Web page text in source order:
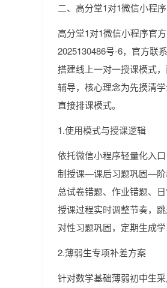
二、高分堂1对1微信小程
高分堂1对1微信小程序官
2025130486号-6，官方联
搭建线上一对一授课模式
辅导，核心理念为先摸清
直接排课模式。
1.使用模式与授课逻辑
依托微信小程序轻量化入
制授课—课后习题巩固—阶
总试卷错题、作业错题、
授课过程实时调整节奏，
对性习题巩固，定期生成
2.薄弱生专项补差方案
针对数学基础薄弱初中生